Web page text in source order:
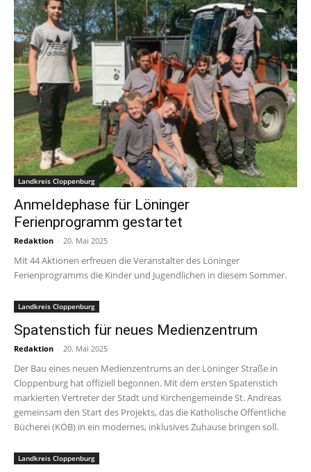
Landkreis Cloppenburg
Anmeldephase für Löninger
Ferienprogramm gestartet
Redaktion - 20. Mai 2025
Mit 44 Aktionen erfreuen die Veranstalter des Löninger
Ferienprogramms die Kinder und Jugendlichen in diesem Sommer.
Landkreis Cloppenburg
Spatenstich für neues Medienzentrum
Redaktion - 20. Mai 2025
Der Bau eines neuen Medienzentrums an der Löninger Straße in
Cloppenburg hat offiziell begonnen. Mit dem ersten Spatenstich
markierten Vertreter der Stadt und Kirchengemeinde St. Andreas
gemeinsam den Start des Projekts, das die Katholische Öffentliche
Bücherei (KÖB) in ein modernes, inklusives Zuhause bringen soll.
Landkreis Cloppenburg